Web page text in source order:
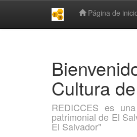
Página de
Cultura
REDICCES es
patrimonial de El
El Salvador"